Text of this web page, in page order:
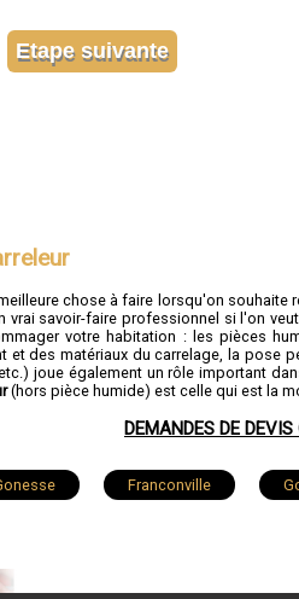
chose à faire lorsqu'on souhaite
savoir-faire professionnel si l'on
votre habitation : les pièces
des matériaux du carrelage, la pose
joue également un rôle important
(hors pièce humide) est celle qui est la
DEMANDES DE DEVIS
Franconville
Montmorency Jouy-le-Moutier